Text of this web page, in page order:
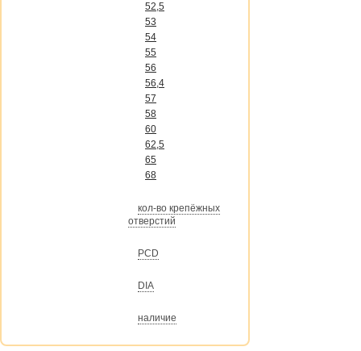
52,5
53
54
55
56
56,4
57
58
60
62,5
65
68
кол-во крепёжных
отверстий
PCD
DIA
наличие